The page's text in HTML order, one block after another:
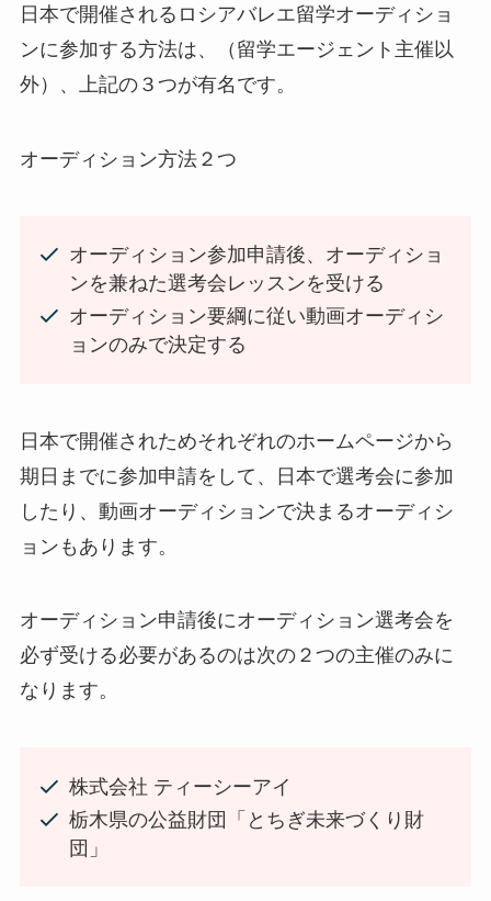
日本で開催されるロシアバレエ留学オーディショ
ンに参加する方法は、（留学エージェント主催以
外）、上記の３つが有名です。
オーディション方法２つ
オーディション参加申請後、オーディショ
ンを兼ねた選考会レッスンを受ける
オーディション要綱に従い動画オーディシ
ョンのみで決定する
日本で開催されためそれぞれのホームページから
期日までに参加申請をして、日本で選考会に参加
したり、動画オーディションで決まるオーディシ
ョンもあります。
オーディション申請後にオーディション選考会を
必ず受ける必要があるのは次の２つの主催のみに
なります。
株式会社 ティーシーアイ
栃木県の公益財団「とちぎ未来づくり財
団」